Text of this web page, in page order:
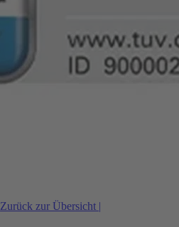
Zurück zur Übersicht |